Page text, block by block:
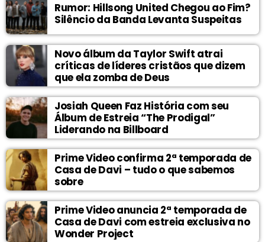
Rumor: Hillsong United Chegou ao Fim?
Silêncio da Banda Levanta Suspeitas
Novo álbum da Taylor Swift atrai
críticas de líderes cristãos que dizem
que ela zomba de Deus
Josiah Queen Faz História com seu
Álbum de Estreia “The Prodigal”
Liderando na Billboard
Prime Video confirma 2ª temporada de
Casa de Davi – tudo o que sabemos
sobre
Prime Video anuncia 2ª temporada de
Casa de Davi com estreia exclusiva no
Wonder Project